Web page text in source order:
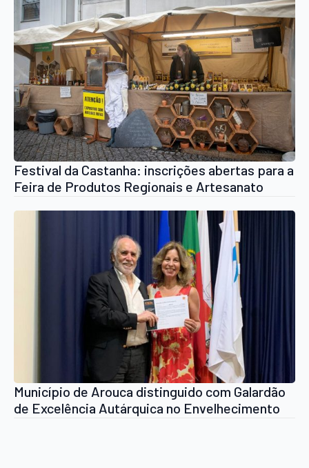
Festival da Castanha: inscrições abertas para a
Feira de Produtos Regionais e Artesanato
Município de Arouca distinguido com Galardão
de Excelência Autárquica no Envelhecimento